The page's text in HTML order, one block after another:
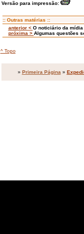
Versão para impressão:
:: Outras matérias ::
anterior < O noticiário da
próxima > Algumas questões
^ Topo
» Primeira Página »